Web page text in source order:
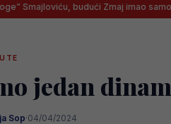
budući Zmaj imao samo jedan
jedan
Sop·04/04/2024